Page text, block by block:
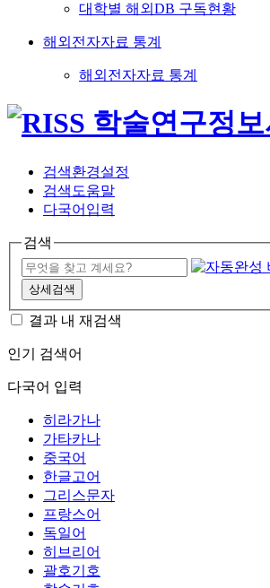
대학별 해외DB 구독현황
해외전자자료 통계
해외전자자료 통계
검색환경설정
검색도움말
다국어입력
검색
상세검색
결과 내 재검색
인기 검색어
다국어 입력
히라가나
가타카나
중국어
한글고어
그리스문자
프랑스어
독일어
히브리어
괄호기호